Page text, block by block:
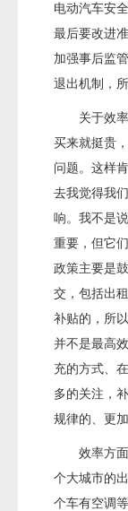
电动汽车安
最后要改进
加强事后监
退出机制，
关于效率
买来就挺贵
问题。这样
去我觉得我
响。我不是
重要，但它
政策主要是
交，包括出
补贴的，所
并不是最高
充的方式、
多的关注，
规律的、更
效率方面
个大城市的
个车有空调